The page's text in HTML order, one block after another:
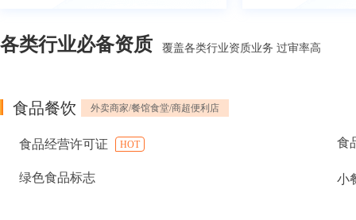
各类行业必备资质 覆盖各类行业资质业务 过审率高
食品餐饮 外卖商家/餐馆食堂/商超便利店
食品经营许可证 HOT 食
绿色食品标志 小